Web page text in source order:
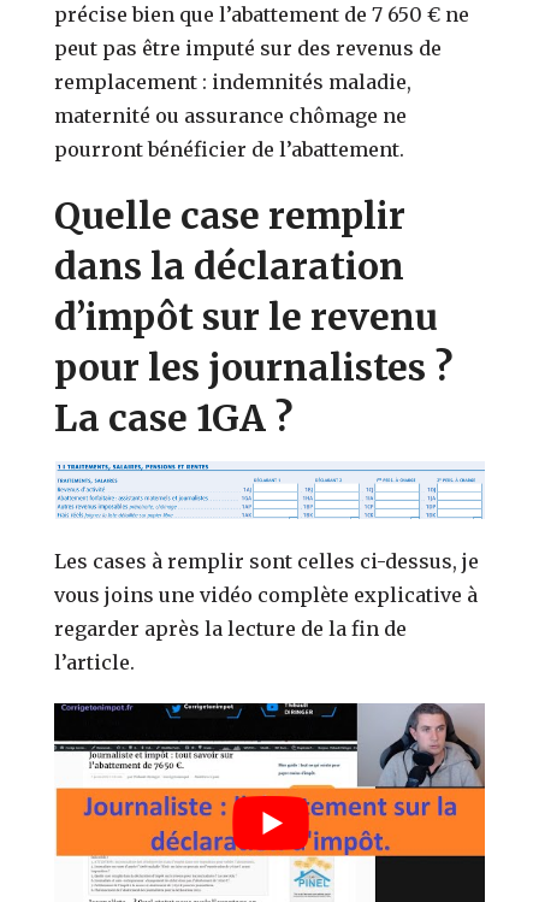
précise bien que l’abattement de 7 650 € ne
peut pas être imputé sur des revenus de
remplacement : indemnités maladie,
maternité ou assurance chômage ne
pourront bénéficier de l’abattement.
Quelle case remplir
dans la déclaration
d’impôt sur le revenu
pour les journalistes ?
La case 1GA ?
Les cases à remplir sont celles ci-dessus, je
vous joins une vidéo complète explicative à
regarder après la lecture de la fin de
l’article.